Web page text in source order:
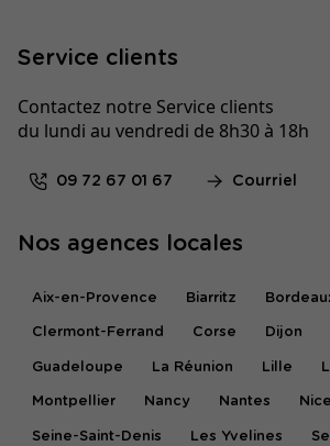
Service clients
Contactez notre Service clients
du lundi au vendredi de 8h30 à 18h
09 72 67 01 67 Courriel
Nos agences locales
Aix-en-Provence Biarritz
Clermont-Ferrand Corse Dijon
Guadeloupe La Réunion Lille
Montpellier Nancy Nantes
Seine-Saint-Denis Les Yvelines